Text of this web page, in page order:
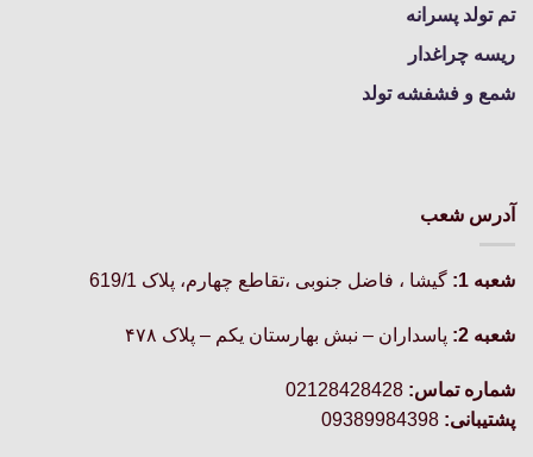
تم تولد پسرانه
ریسه چراغدار
شمع و فشفشه تولد
آدرس شعب
شعبه 1: گيشا ، فاضل جنوبی ،تقاطع چهارم، پلاک 619/1
شعبه 2: پاسداران – نبش بهارستان یکم – پلاک ۴۷۸
شماره تماس:
پشتیبانی: